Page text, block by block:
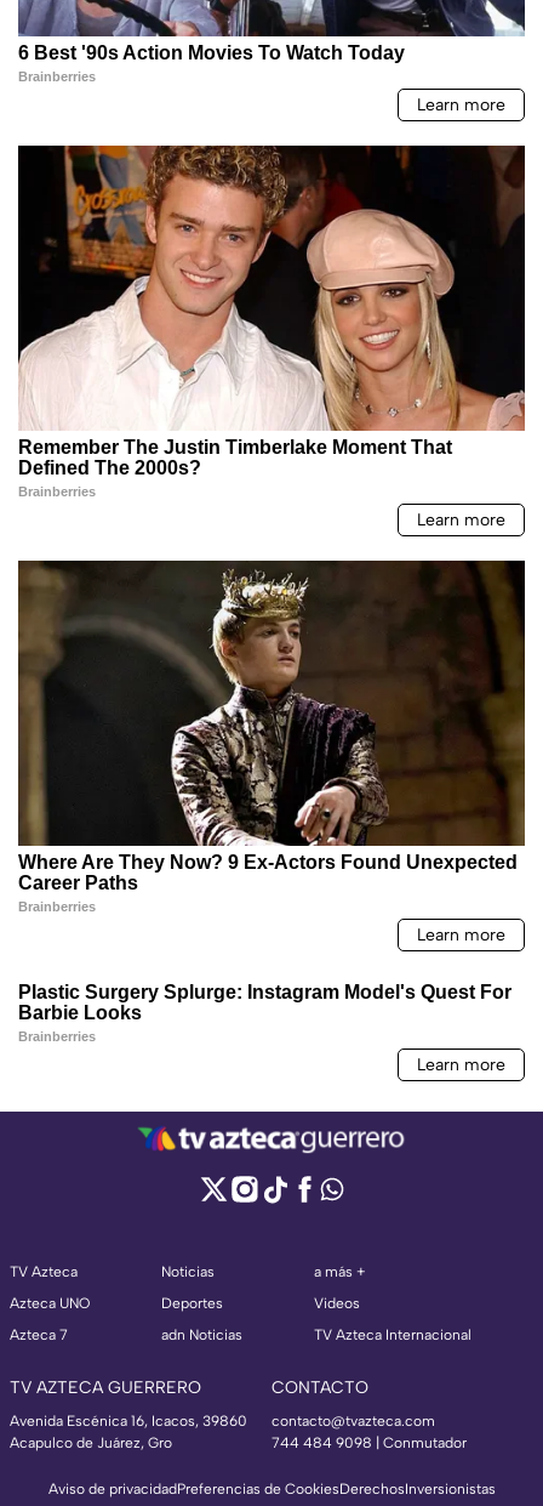
TV Azteca
Azteca UNO
Azteca 7
Noticias
Deportes
adn Noticias
a más +
Videos
TV Azteca Internacional
TV AZTECA GUERRERO
Avenida Escénica 16, Icacos, 39860
Acapulco de Juárez, Gro
CONTACTO
contacto@tvazteca.com
744 484 9098 | Conmutador
Aviso de privacidadPreferencias de CookiesDerechosInversionistas